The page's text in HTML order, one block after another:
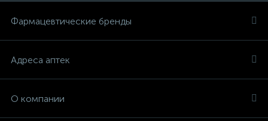
Фармацевтические бренды
Адреса аптек
О компании